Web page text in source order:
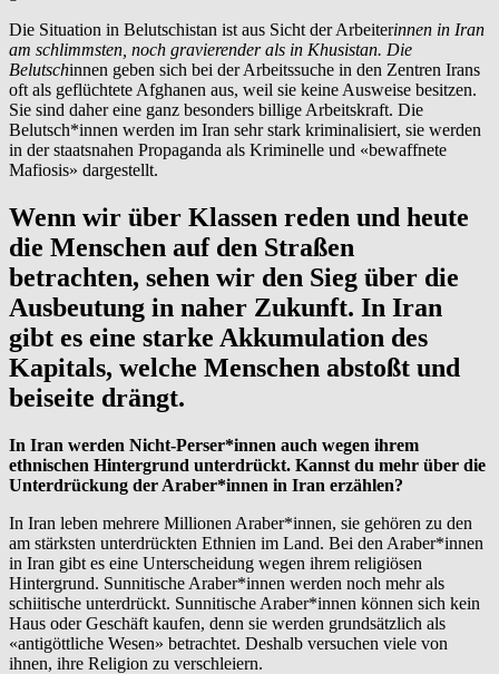
Die Situation in Belutschistan ist aus Sicht der Arbeiterinnen in Iran
am schlimmsten, noch gravierender als in Khusistan. Die
Belutschinnen geben sich bei der Arbeitssuche in den Zentren Irans
oft als geflüchtete Afghanen aus, weil sie keine Ausweise besitzen.
Sie sind daher eine ganz besonders billige Arbeitskraft. Die
Belutsch*innen werden im Iran sehr stark kriminalisiert, sie werden
in der staatsnahen Propaganda als Kriminelle und «bewaffnete
Mafiosis» dargestellt.
Wenn wir über Klassen reden und heute
die Menschen auf den Straßen
betrachten, sehen wir den Sieg über die
Ausbeutung in naher Zukunft. In Iran
gibt es eine starke Akkumulation des
Kapitals, welche Menschen abstoßt und
beiseite drängt.
In Iran werden Nicht-Perser*innen auch wegen ihrem
ethnischen Hintergrund unterdrückt. Kannst du mehr über die
Unterdrückung der Araber*innen in Iran erzählen?
In Iran leben mehrere Millionen Araber*innen, sie gehören zu den
am stärksten unterdrückten Ethnien im Land. Bei den Araber*innen
in Iran gibt es eine Unterscheidung wegen ihrem religiösen
Hintergrund. Sunnitische Araber*innen werden noch mehr als
schiitische unterdrückt. Sunnitische Araber*innen können sich kein
Haus oder Geschäft kaufen, denn sie werden grundsätzlich als
«antigöttliche Wesen» betrachtet. Deshalb versuchen viele von
ihnen, ihre Religion zu verschleiern.